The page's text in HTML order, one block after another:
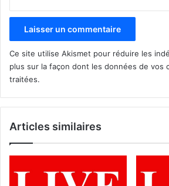
Ce site utilise Akismet pour réduire les
plus sur la façon dont les données de vos
traitées.
Articles similaires